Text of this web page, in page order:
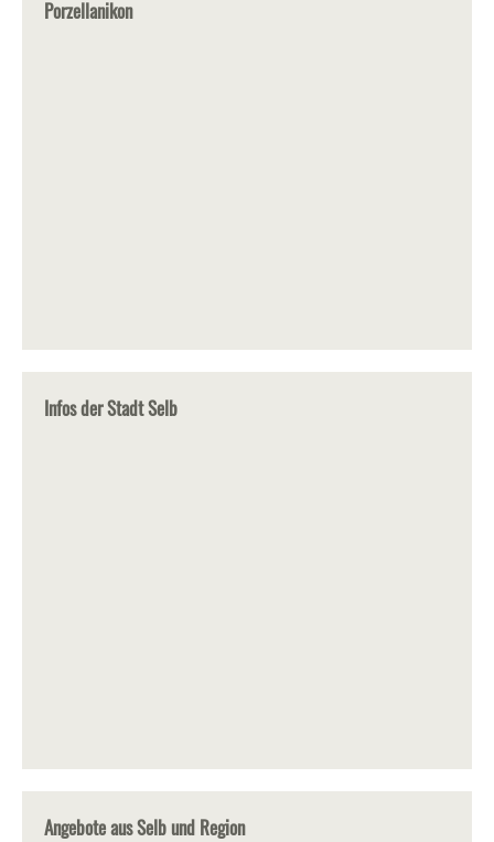
Porzellanikon
Infos der Stadt Selb
Angebote aus Selb und Region